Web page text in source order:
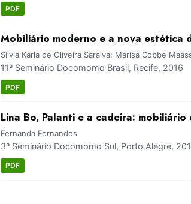
PDF
Mobiliário moderno e a nova estética
Silvia Karla de Oliveira Saraiva; Marisa Cobbe
11º Seminário Docomomo Brasil, Recife, 2016
PDF
Lina Bo, Palanti e a cadeira:
Fernanda Fernandes
3º Seminário Docomomo Sul, Porto Alegre,
PDF